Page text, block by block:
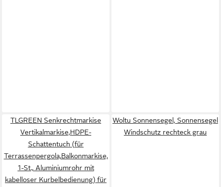
TLGREEN Senkrechtmarkise
Vertikalmarkise,HDPE-
Schattentuch (für
Terrassenpergola,Balkonmarkise,
1-St., Aluminiumrohr mit
kabelloser Kurbelbedienung) für
Woltu Sonnensegel, Sonnensegel
Windschutz rechteck grau